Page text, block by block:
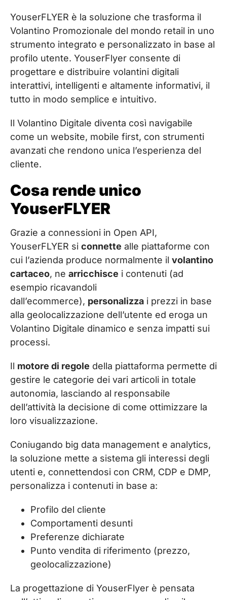
YouserFLYER è la soluzione che trasforma il
Volantino Promozionale del mondo retail in uno
strumento integrato e personalizzato in base al
profilo utente. YouserFlyer consente di
progettare e distribuire volantini digitali
interattivi, intelligenti e altamente informativi, il
tutto in modo semplice e intuitivo.
Il Volantino Digitale diventa così navigabile
come un website, mobile first, con strumenti
avanzati che rendono unica l’esperienza del
cliente.
Cosa rende unico
YouserFLYER
Grazie a connessioni in Open API,
YouserFLYER si connette alle piattaforme con
cui l’azienda produce normalmente il volantino
cartaceo, ne arricchisce i contenuti (ad
esempio ricavandoli
dall’ecommerce), personalizza i prezzi in base
alla geolocalizzazione dell’utente ed eroga un
Volantino Digitale dinamico e senza impatti sui
processi.
Il motore di regole della piattaforma permette di
gestire le categorie dei vari articoli in totale
autonomia, lasciando al responsabile
dell’attività la decisione di come ottimizzare la
loro visualizzazione.
Coniugando big data management e analytics,
la soluzione mette a sistema gli interessi degli
utenti e, connettendosi con CRM, CDP e DMP,
personalizza i contenuti in base a:
Profilo del cliente
Comportamenti desunti
Preferenze dichiarate
Punto vendita di riferimento (prezzo,
geolocalizzazione)
La progettazione di YouserFlyer è pensata